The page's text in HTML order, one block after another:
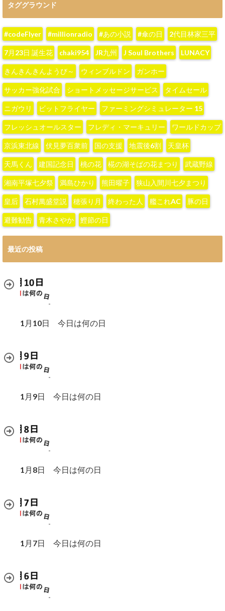
タググラウンド
#codeFlyer #millionradio #あの小説 #傘の日 2代目林家三平
7月23日 誕生花 chaki954 JR九州 J Soul Brothers LUNACY
きんきんきんようび～ ウィンブルドン ガンホー
サッカー強化試合 ショートメッセージサービス タイムセール
ニガウリ ビットフライヤー ファーミングシミュレーター 15
フレッシュオールスター フレディ・マーキュリー ワールドカップ
京浜東北線 伏見夢百衆前 国の支援 地震後6割 天皇杯
天馬くん 建国記念日 桃の花 椛の湖そばの花まつり 武蔵野線
湘南平塚七夕祭 満島ひかり 熊田曜子 狭山入間川七夕まつり
皇后 石村萬盛堂説 穂張り月 終わった人 艦これAC 豚の日
避難勧告 青木さやか 鰹節の日
最近の投稿
1月10日 今日は何の日
1月9日 今日は何の日
1月8日 今日は何の日
1月7日 今日は何の日